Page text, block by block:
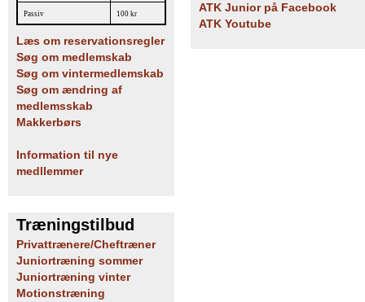
Passiv 100 kr
Læs om reservationsregler
Søg om medlemskab
Søg om vintermedlemskab
Søg om ændring af
medlemsskab
Makkerbørs
Information til nye
medllemmer
Træningstilbud
Privattrænere/Cheftræner
Juniortræning sommer
Juniortræning vinter
Motionstræning
ATK Junior på Facebook
ATK Youtube